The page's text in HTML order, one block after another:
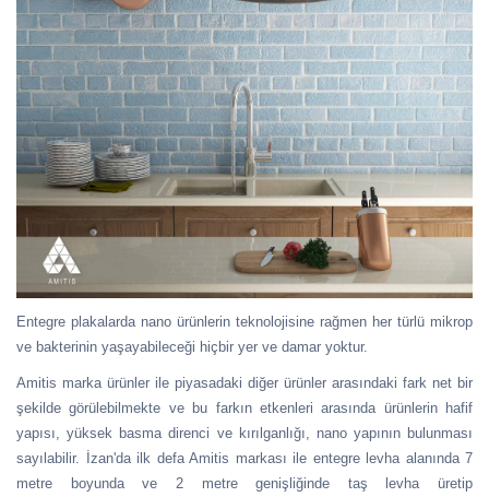
Entegre plakalarda nano ürünlerin teknolojisine rağmen her türlü mikrop
ve bakterinin yaşayabileceği hiçbir yer ve damar yoktur.
Amitis marka ürünler ile piyasadaki diğer ürünler arasındaki fark net bir
şekilde görülebilmekte ve bu farkın etkenleri arasında ürünlerin hafif
yapısı, yüksek basma direnci ve kırılganlığı, nano yapının bulunması
sayılabilir. İzan'da ilk defa Amitis markası ile entegre levha alanında 7
metre boyunda ve 2 metre genişliğinde taş levha üretip